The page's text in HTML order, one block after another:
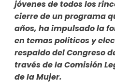
jóvenes de todos los
cierrede un programa
años, ha impulsado la
en temas políticos y
respaldo del Congreso
través de la Comisión
de la Mujer.